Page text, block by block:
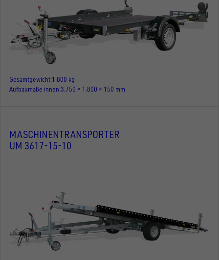
Gesamtgewicht 1.800 kg
Aufbaumaße innen 3.750 × 1.800 × 150 mm
MASCHINENTRANSPORTER
UM 3617-15-10